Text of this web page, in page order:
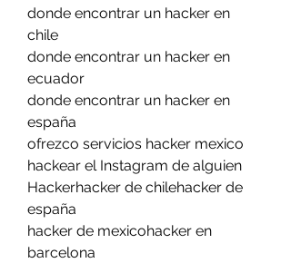
donde encontrar un hacker en
chile
donde encontrar un hacker en
ecuador
donde encontrar un hacker en
españa
ofrezco servicios hacker mexico
hackear el Instagram de alguien
Hackerhacker de chilehacker de
españa
hacker de mexicohacker en
barcelona